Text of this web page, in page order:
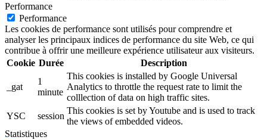
Performance
Performance
Les cookies de performance sont utilisés pour comprendre et
analyser les principaux indices de performance du site Web, ce qui
contribue à offrir une meilleure expérience utilisateur aux visiteurs.
Cookie Durée Description
_gat
1
minute
This cookies is installed by Google Universal
Analytics to throttle the request rate to limit the
colllection of data on high traffic sites.
YSC
session
This cookies is set by Youtube and is used to track
the views of embedded videos.
Statistiques